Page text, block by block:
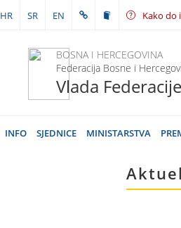
HR SR EN Kako do
BOSNA I HERCEGOVINA
Federacija Bosne i
Vlada
INFO SJEDNICE MINISTARSTVA